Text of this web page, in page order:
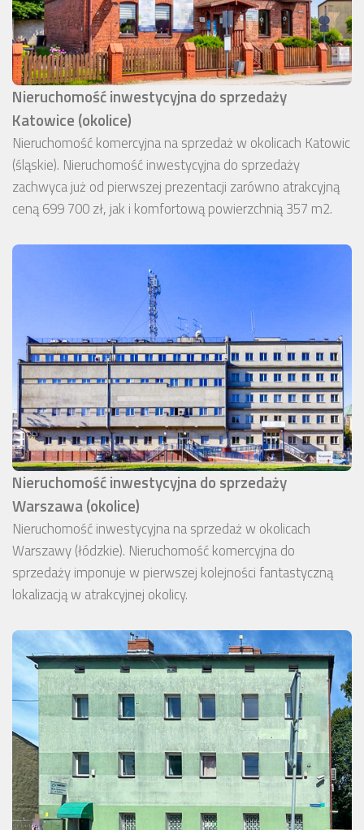
Nieruchomość inwestycyjna do sprzedaży
Katowice (okolice)
Nieruchomość komercyjna na sprzedaż w okolicach Katowic
(śląskie). Nieruchomość inwestycyjna do sprzedaży
zachwyca już od pierwszej prezentacji zarówno atrakcyjną
ceną 699 700 zł, jak i komfortową powierzchnią 357 m2.
Nieruchomość inwestycyjna do sprzedaży
Warszawa (okolice)
Nieruchomość inwestycyjna na sprzedaż w okolicach
Warszawy (łódzkie). Nieruchomość komercyjna do
sprzedaży imponuje w pierwszej kolejności fantastyczną
lokalizacją w atrakcyjnej okolicy.